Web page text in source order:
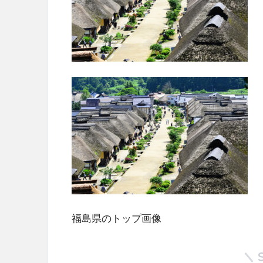
福島県のトップ画像